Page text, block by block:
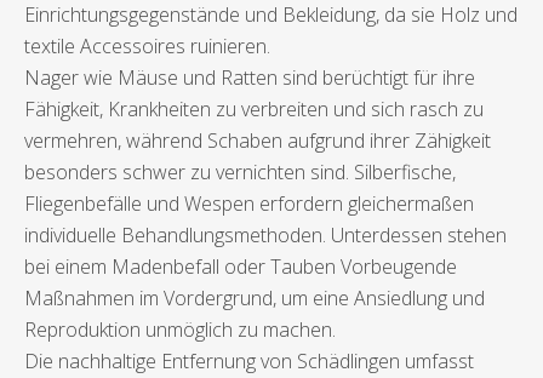
Einrichtungsgegenstände und Bekleidung, da sie Holz und
textile Accessoires ruinieren.
Nager wie Mäuse und Ratten sind berüchtigt für ihre
Fähigkeit, Krankheiten zu verbreiten und sich rasch zu
vermehren, während Schaben aufgrund ihrer Zähigkeit
besonders schwer zu vernichten sind. Silberfische,
Fliegenbefälle und Wespen erfordern gleichermaßen
individuelle Behandlungsmethoden. Unterdessen stehen
bei einem Madenbefall oder Tauben Vorbeugende
Maßnahmen im Vordergrund, um eine Ansiedlung und
Reproduktion unmöglich zu machen.
Die nachhaltige Entfernung von Schädlingen umfasst